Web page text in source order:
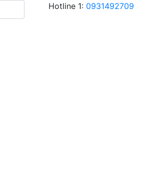
Hotline 1: 0931492709